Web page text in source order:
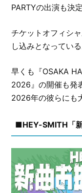
PARTYの出演も決定
チケットオフィシ
し込みとなっている
早くも『OSAKA
2026』の開催も発
2026年の彼らにも
■HEY-SMITH「